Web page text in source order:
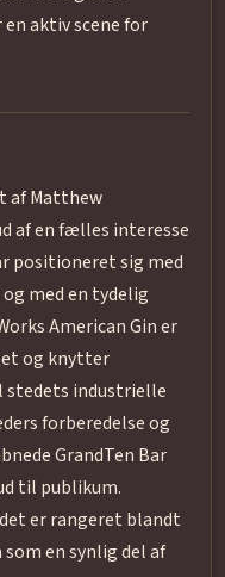
aktiv scene for
af Matthew
af en fælles interesse
positioneret sig med
med en tydelig
American Gin er
og knytter
stedets industrielle
forberedelse og
GrandTen Bar
til publikum.
er rangeret blandt
en synlig del af